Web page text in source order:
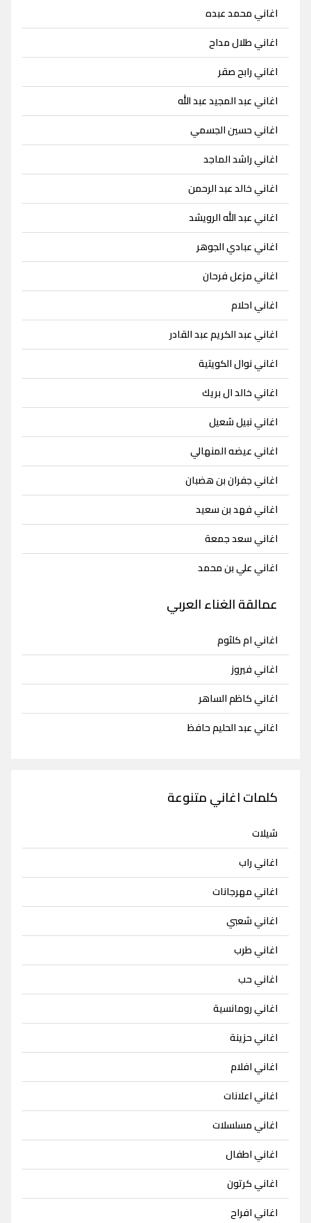
اغاني محمد عبده
اغاني طلال مداح
اغاني رابح صقر
اغاني عبد المجيد عبد الله
اغاني حسين الجسمي
اغاني راشد الماجد
اغاني خالد عبد الرحمن
اغاني عبد الله الرويشد
اغاني عبادي الجوهر
اغاني مزعل فرحان
اغاني احلام
اغاني عبد الكريم عبد القادر
اغاني نوال الكويتية
اغاني خالد ال بريك
اغاني نبيل شعيل
اغاني عيضه المنهالي
اغاني جفران بن هضبان
اغاني فهد بن سعيد
اغاني سعد جمعة
اغاني علي بن محمد
عمالقة الغناء العربي
اغاني ام كلثوم
اغاني فيروز
اغاني كاظم الساهر
اغاني عبد الحليم حافظ
كلمات اغاني متنوعة
شيلات
اغاني راب
اغاني مهرجانات
اغاني شعبي
اغاني طرب
اغاني حب
اغاني رومانسية
اغاني حزينة
اغاني افلام
اغاني اعلانات
اغاني مسلسلات
اغاني اطفال
اغاني كرتون
اغاني افراح